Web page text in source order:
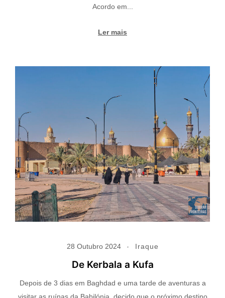
Acordo em...
Ler mais
28 Outubro 2024 Iraque
De Kerbala a Kufa
Depois de 3 dias em Baghdad e uma tarde de aventuras a